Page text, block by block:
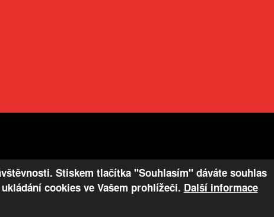
VYTVOŘENO V XART.CZ
Stiskem tlačítka "Souhlasím" dáváte souhlas
cookies ve Vašem prohlížeči. Další informace